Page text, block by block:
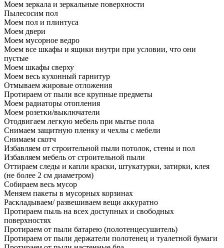
Моем зеркала и зеркальные поверхности
Пылесосим пол
Моем пол и плинтуса
Моем двери
Моем мусорное ведро
Моем все шкафы и ящики внутри при условии, что они
пустые
Моем шкафы сверху
Моем весь кухонный гарнитур
Отмываем жировые отложения
Протираем от пыли все крупные предметы
Моем радиаторы отопления
Моем розетки/выключатели
Отодвигаем легкую мебель при мытье пола
Снимаем защитную пленку и чехлы с мебели
Снимаем скотч
Избавляем от строительной пыли потолок, стены и пол
Избавляем мебель от строительной пыли
Оттираем следы и капли краски, штукатурки, затирки, клея
(не более 2 см диаметром)
Собираем весь мусор
Меняем пакеты в мусорных корзинах
Раскладываем/ развешиваем вещи аккуратно
Протираем пыль на всех доступных и свободных
поверхностях
Протираем от пыли батарею (полотенцесушитель)
Протираем от пыли держатели полотенец и туалетной бумаги